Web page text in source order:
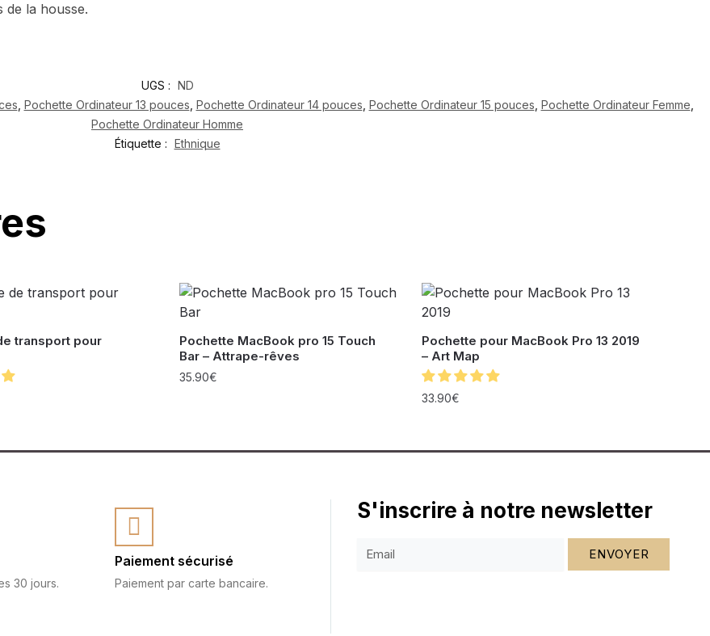
de la housse.
UGS : ND
Pochette Ordinateur 13 pouces Pochette Ordinateur 14 pouces Pochette Ordinateur 15 pouces Pochette Ordinateur Femme
Pochette Ordinateur Homme
Étiquette : Ethnique
transport pour
Pochette MacBook pro 15 Touch
Bar – Attrape-rêves
35.90€
Pochette pour MacBook Pro 13 2019
– Art Map
33.90€
30 jours.
Paiement sécurisé
Paiement par carte bancaire.
S'inscrire à notre newsletter
ENVOYER